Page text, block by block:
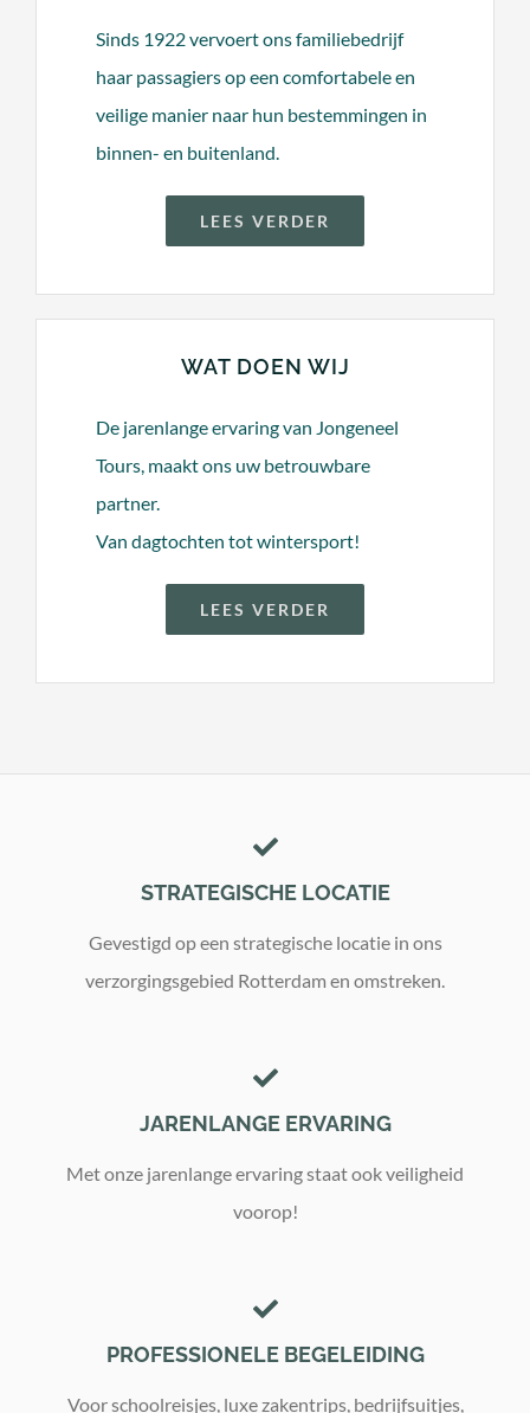
Sinds 1922 vervoert ons familiebedrijf
haar passagiers op een comfortabele en
veilige manier naar hun bestemmingen in
binnen- en buitenland.
LEES VERDER
WAT DOEN WIJ
De jarenlange ervaring van Jongeneel
Tours, maakt ons uw betrouwbare
partner.
Van dagtochten tot wintersport!
LEES VERDER
STRATEGISCHE LOCATIE
Gevestigd op een strategische locatie in ons
verzorgingsgebied Rotterdam en omstreken.
JARENLANGE ERVARING
Met onze jarenlange ervaring staat ook veiligheid
voorop!
PROFESSIONELE BEGELEIDING
Voor schoolreisjes, luxe zakentrips, bedrijfsuitjes,